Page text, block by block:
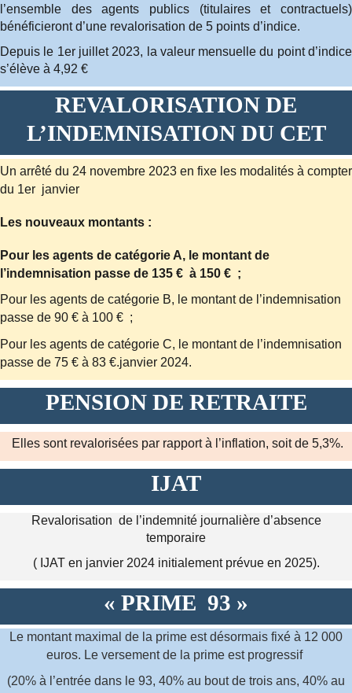
l’ensemble des agents publics (titulaires et contractuels)
bénéficieront d’une revalorisation de 5 points d’indice.
Depuis le 1er juillet 2023, la valeur mensuelle du point d’indice
s’élève à 4,92 €
REVALORISATION DE
L’INDEMNISATION DU CET
Un arrêté du 24 novembre 2023 en fixe les modalités à compter
du 1er janvier
Les nouveaux montants :
Pour les agents de catégorie A, le montant de
l’indemnisation passe de 135 € à 150 € ;
Pour les agents de catégorie B, le montant de l’indemnisation
passe de 90 € à 100 € ;
Pour les agents de catégorie C, le montant de l’indemnisation
passe de 75 € à 83 €.janvier 2024.
PENSION DE RETRAITE
Elles sont revalorisées par rapport à l’inflation, soit de 5,3%.
IJAT
Revalorisation de l’indemnité journalière d’absence
temporaire
( IJAT en janvier 2024 initialement prévue en 2025).
« PRIME 93 »
Le montant maximal de la prime est désormais fixé à 12 000
euros. Le versement de la prime est progressif
(20% à l’entrée dans le 93, 40% au bout de trois ans, 40% au